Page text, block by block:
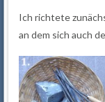
Ich richtete
an dem sich auch